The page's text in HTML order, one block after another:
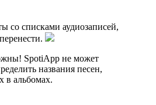
со списками аудиозаписей,
SpotiApp не может
названия песен,
в альбомах.